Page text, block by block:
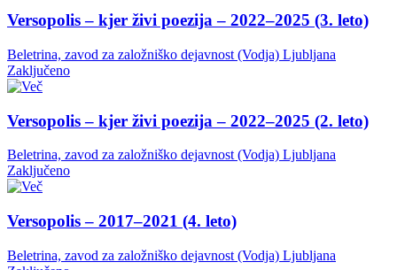
Versopolis – kjer živi poezija – 2022–2025 (3. leto)
Beletrina, zavod za založniško dejavnost (Vodja) Ljubljana
Zaključeno
Versopolis – kjer živi poezija – 2022–2025 (2. leto)
Beletrina, zavod za založniško dejavnost (Vodja) Ljubljana
Zaključeno
Versopolis – 2017–2021 (4. leto)
Beletrina, zavod za založniško dejavnost (Vodja) Ljubljana